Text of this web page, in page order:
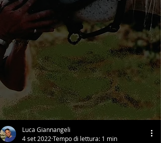
Luca Giannangeli
4 set 2022 Tempo di lettura: 1 min